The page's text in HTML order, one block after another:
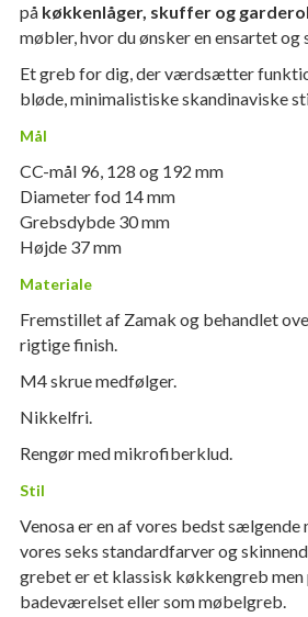
på køkkenlåger, skuffer og
møbler, hvor du ønsker en ensartet og
Et greb for dig, der værdsætter
bløde, minimalistiske skandinaviske
Mål
CC-mål 96, 128 og 192 mm
Diameter fod 14 mm
Grebsdybde 30 mm
Højde 37 mm
Materiale
Fremstillet af Zamak og behandlet
rigtige finish.
M4 skrue medfølger.
Nikkelfri.
Rengør med mikrofiberklud.
Stil
Venosa er en af ​​vores bedst sælgende
vores seks standardfarver og
grebet er et klassisk køkkengreb men
badeværelset eller som møbelgreb.